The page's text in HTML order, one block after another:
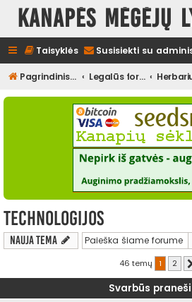
Kanapės mėgėjų
Taisyklės Susisiekti su
Pagrindinis diskusijų puslapis Legalūs forumai
Technologijos
Nauja tema
46 temų 1 2
Svarbūs